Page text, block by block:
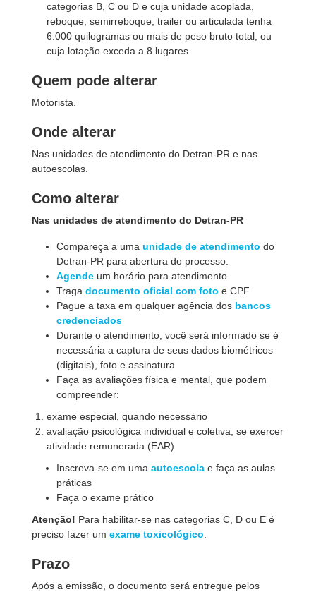
categorias B, C ou D e cuja unidade acoplada,
reboque, semirreboque, trailer ou articulada tenha
6.000 quilogramas ou mais de peso bruto total, ou
cuja lotação exceda a 8 lugares
Quem pode alterar
Motorista.
Onde alterar
Nas unidades de atendimento do Detran-PR e nas
autoescolas.
Como alterar
Nas unidades de atendimento do Detran-PR
Compareça a uma unidade de atendimento do
Detran-PR para abertura do processo.
Agende um horário para atendimento
Traga documento oficial com foto e CPF
Pague a taxa em qualquer agência dos bancos
credenciados
Durante o atendimento, você será informado se é
necessária a captura de seus dados biométricos
(digitais), foto e assinatura
Faça as avaliações física e mental, que podem
compreender:
exame especial, quando necessário
avaliação psicológica individual e coletiva, se exercer
atividade remunerada (EAR)
Inscreva-se em uma autoescola e faça as aulas
práticas
Faça o exame prático
Atenção! Para habilitar-se nas categorias C, D ou E é
preciso fazer um exame toxicológico
Prazo
Após a emissão, o documento será entregue pelos